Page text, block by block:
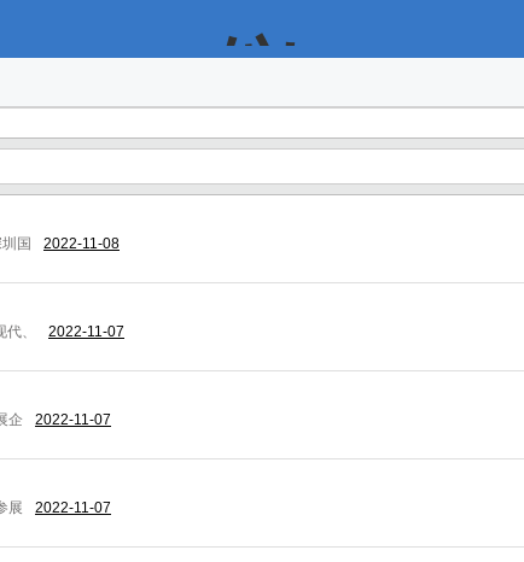
仪
表
会
展
国 2022-11-08
、 2022-11-07
企 2022-11-07
展 2022-11-07